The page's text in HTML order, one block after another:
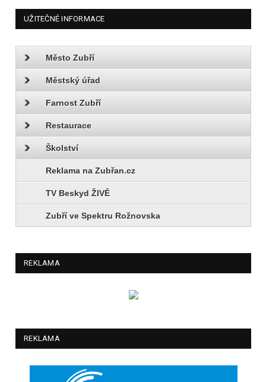
UŽITEČNÉ INFORMACE
Město Zubří
Městský úřad
Farnost Zubří
Restaurace
Školství
Reklama na Zubřan.cz
TV Beskyd ŽIVĚ
Zubří ve Spektru Rožnovska
REKLAMA
REKLAMA